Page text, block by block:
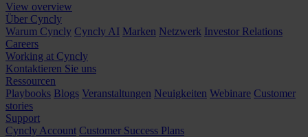
View overview
Über Cyncly
Warum Cyncly Cyncly AI Marken Netzwerk Investor Relations
Careers
Working at Cyncly
Kontaktieren Sie uns
Ressourcen
Playbooks Blogs Veranstaltungen Neuigkeiten Webinare Customer
stories
Support
Cyncly Account Customer Success Plans